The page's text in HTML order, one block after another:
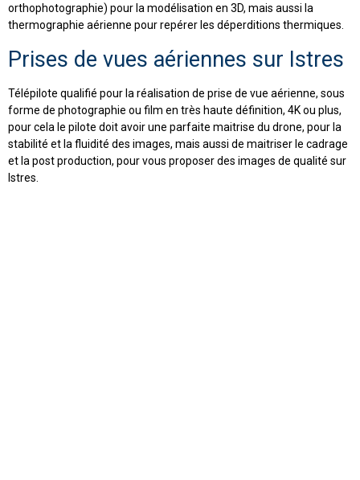
orthophotographie) pour la modélisation en 3D, mais aussi la
thermographie aérienne pour repérer les déperditions thermiques.
Prises de vues aériennes sur Istres
Télépilote qualifié pour la réalisation de prise de vue aérienne, sous
forme de photographie ou film en très haute définition, 4K ou plus,
pour cela le pilote doit avoir une parfaite maitrise du drone, pour la
stabilité et la fluidité des images, mais aussi de maitriser le cadrage
et la post production, pour vous proposer des images de qualité sur
Istres.